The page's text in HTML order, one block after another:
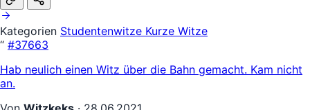
Kategorien Studentenwitze Kurze Witze
“ #37663
Hab neulich einen Witz über die Bahn gemacht. Kam nicht
an.